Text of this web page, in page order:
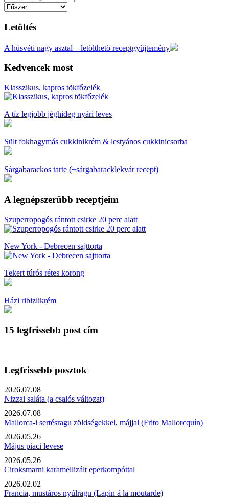
Letöltés
A húsvéti nagy asztal – letölthető receptgyűjtemény
Kedvencek most
Klasszikus, kapros tökfőzelék
A tíz legjobb jéghideg nyári leves
Sült fokhagymás cukkinikrém & lestyános cukkinicsorba
Sárgabarackos tarte (+sárgabaracklekvár recept)
A legnépszerűbb receptjeim
Szuperropogós rántott csirke 20 perc alatt
New York - Debrecen sajttorta
Tekert túrós rétes korong
Házi ribizlikrém
15 legfrissebb post cím
Legfrissebb posztok
2026.07.08
Nizzai saláta (a csalós változat)
2026.07.08
Mallorca-i sertésragu zöldségekkel, májjal (Frito Mallorcquín)
2026.05.26
Május piaci levese
2026.05.26
Ciroksmarni karamellizált eperkompóttal
2026.02.02
Francia, mustáros nyúlragu (Lapin á la moutarde)